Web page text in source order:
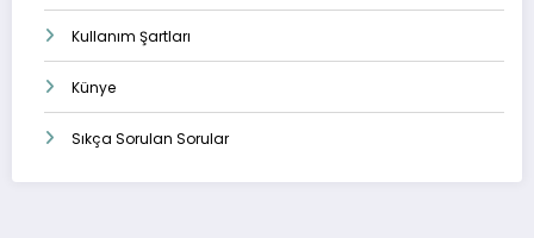
Kullanım Şartları
Künye
Sıkça Sorulan Sorular